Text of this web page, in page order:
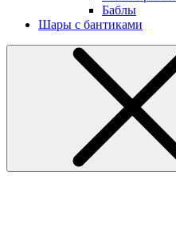
Баблы
Шары с бантиками